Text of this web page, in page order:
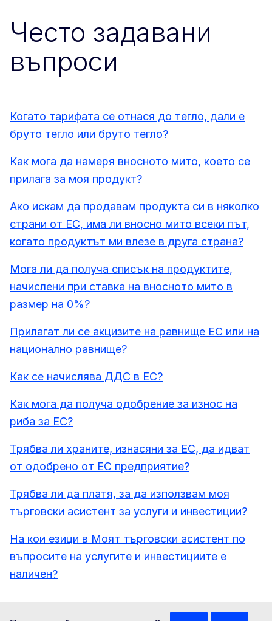
Често задавани
въпроси
Когато тарифата се отнася до тегло, дали е
бруто тегло или бруто тегло?
Как мога да намеря вносното мито, което се
прилага за моя продукт?
Ако искам да продавам продукта си в няколко
страни от ЕС, има ли вносно мито всеки път,
когато продуктът ми влезе в друга страна?
Мога ли да получа списък на продуктите,
начислени при ставка на вносното мито в
размер на 0%?
Прилагат ли се акцизите на равнище ЕС или на
национално равнище?
Как се начислява ДДС в ЕС?
Как мога да получа одобрение за износ на
риба за ЕС?
Трябва ли храните, изнасяни за ЕС, да идват
от одобрено от ЕС предприятие?
Трябва ли да платя, за да използвам моя
търговски асистент за услуги и инвестиции?
На кои езици в Моят търговски асистент по
въпросите на услугите и инвестициите е
наличен?